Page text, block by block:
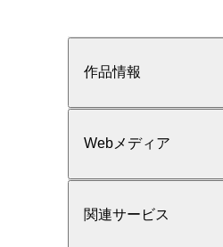
作品情報
Webメディア
関連サービス